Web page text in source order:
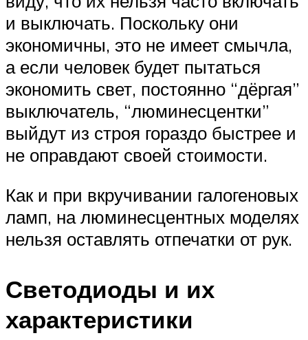
и выключать. Поскольку они
экономичны, это не имеет смычла,
а если человек будет пытаться
экономить свет, постоянно “дёргая”
выключатель, “люминесцентки”
выйдут из строя гораздо быстрее и
не оправдают своей стоимости.
Как и при вкручивании галогеновых
ламп, на люминесцентных моделях
нельзя оставлять отпечатки от рук.
Светодиоды и их
характеристики